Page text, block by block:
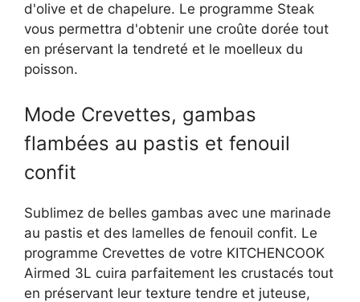
d'olive et de chapelure. Le programme Steak
vous permettra d'obtenir une croûte dorée tout
en préservant la tendreté et le moelleux du
poisson.
Mode Crevettes, gambas
flambées au pastis et fenouil
confit
Sublimez de belles gambas avec une marinade
au pastis et des lamelles de fenouil confit. Le
programme Crevettes de votre KITCHENCOOK
Airmed 3L cuira parfaitement les crustacés tout
en préservant leur texture tendre et juteuse,